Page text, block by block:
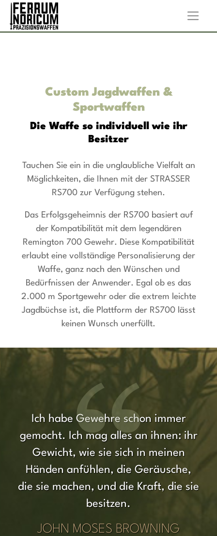
Custom Jagdwaffen &
Sportwaffen
Die Waffe so individuell wie ihr
Besitzer
Tauchen Sie ein in die unglaubliche Vielfalt an
Möglichkeiten, die Ihnen mit der STRASSER
RS700 zur Verfügung stehen.
Das Erfolgsgeheimnis der RS700 basiert auf
der Kompatibilität mit dem legendären
Remington 700 Gewehr. Diese Kompatibilität
erlaubt eine vollständige Personalisierung der
Waffe, ganz nach den Wünschen und
Bedürfnissen der Anwender. Egal ob es das
2.000 m Sportgewehr oder die extrem leichte
Jagdbüchse ist, die Plattform der RS700 lässt
keinen Wunsch unerfüllt.
Ich habe Gewehre schon immer
gemocht. Ich mag alles an ihnen: ihr
Gewicht, wie sie sich in meinen
Händen anfühlen, die Geräusche,
die sie machen, und die Kraft, die sie
besitzen.
JOHN MOSES BROWNING